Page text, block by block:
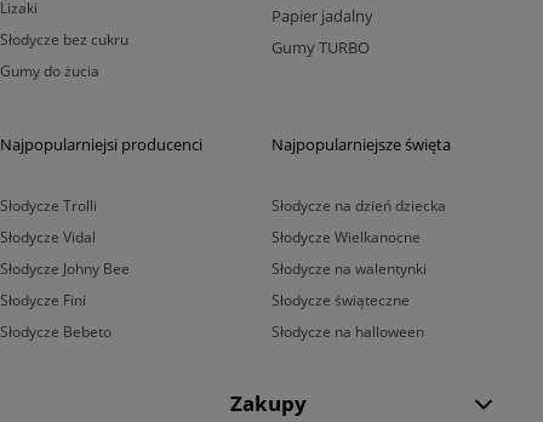
Lizaki
Słodycze bez cukru
Gumy do żucia
Papier jadalny
Gumy TURBO
Najpopularniejsi producenci
Słodycze Trolli
Słodycze Vidal
Słodycze Johny Bee
Słodycze Fini
Słodycze Bebeto
Najpopularniejsze święta
Słodycze na dzień dziecka
Słodycze Wielkanocne
Słodycze na walentynki
Słodycze świąteczne
Słodycze na halloween
Zakupy